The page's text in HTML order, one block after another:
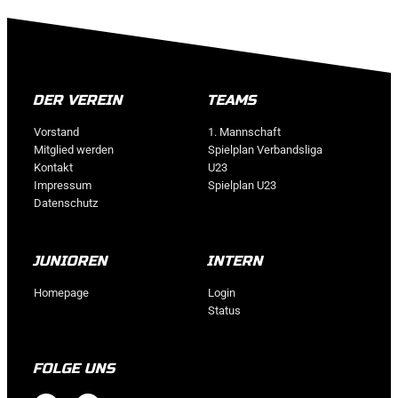
DER VEREIN
Vorstand
Mitglied werden
Kontakt
Impressum
Datenschutz
TEAMS
1. Mannschaft
Spielplan Verbandsliga
U23
Spielplan U23
JUNIOREN
Homepage
INTERN
Login
Status
FOLGE UNS